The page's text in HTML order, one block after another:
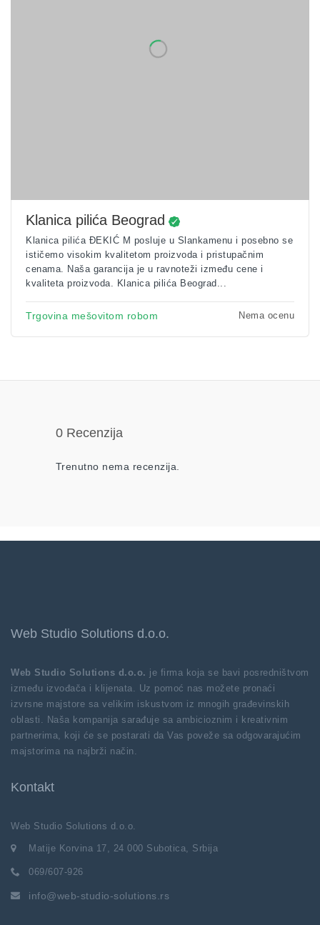
Klanica pilića Beograd
Klanica pilića ĐEKIĆ M posluje u Slankamenu i posebno se
ističemo visokim kvalitetom proizvoda i pristupačnim
cenama. Naša garancija je u ravnoteži između cene i
kvaliteta proizvoda. Klanica pilića Beograd...
Trgovina mešovitom robom Nema ocenu
0 Recenzija
Trenutno nema recenzija.
Web Studio Solutions d.o.o.
Web Studio Solutions d.o.o. je firma koja se bavi posredništvom
između izvođača i klijenata. Uz pomoć nas možete pronaći
izvrsne majstore sa velikim iskustvom iz mnogih građevinskih
oblasti. Naša kompanija sarađuje sa ambicioznim i kreativnim
partnerima, koji će se postarati da Vas poveže sa odgovarajućim
majstorima na najbrži način.
Kontakt
Web Studio Solutions d.o.o.
Matije Korvina 17, 24 000 Subotica, Srbija
069/607-926
info@web-studio-solutions.rs